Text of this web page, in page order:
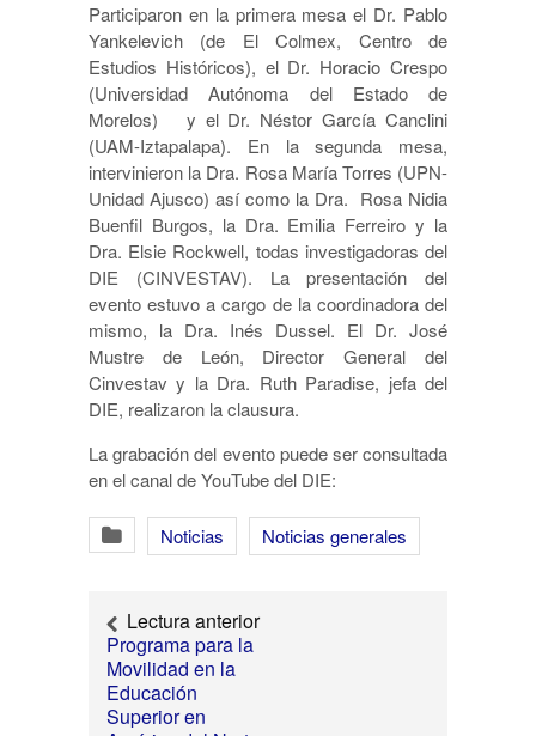
Participaron en la primera mesa el Dr. Pablo
Yankelevich (de El Colmex, Centro de
Estudios Históricos), el Dr. Horacio Crespo
(Universidad Autónoma del Estado de
Morelos) y el Dr. Néstor García Canclini
(UAM-Iztapalapa). En la segunda mesa,
intervinieron la Dra. Rosa María Torres (UPN-
Unidad Ajusco) así como la Dra. Rosa Nidia
Buenfil Burgos, la Dra. Emilia Ferreiro y la
Dra. Elsie Rockwell, todas investigadoras del
DIE (CINVESTAV). La presentación del
evento estuvo a cargo de la coordinadora del
mismo, la Dra. Inés Dussel. El Dr. José
Mustre de León, Director General del
Cinvestav y la Dra. Ruth Paradise, jefa del
DIE, realizaron la clausura.
La grabación del evento puede ser consultada
en el canal de YouTube del DIE:
Noticias Noticias generales
Lectura anterior
Programa para la
Movilidad en la
Educación
Superior en